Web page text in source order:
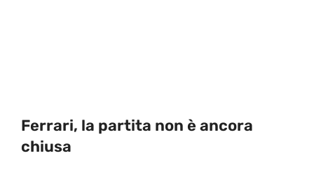
Ferrari, la partita non è ancora
chiusa